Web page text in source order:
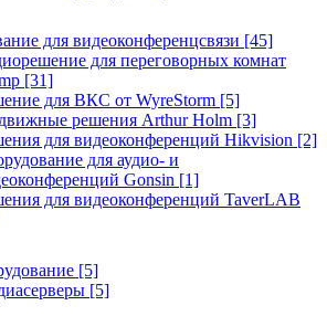
для видеоконференцсвязи [45]
для переговорных комнат
[31]
для ВКС от WyreStorm [5]
решения Arthur Holm [3]
для видеоконференций Hikvision [2]
для аудио- и
Gonsin [1]
для видеоконференций TaverLAB
[5]
[5]